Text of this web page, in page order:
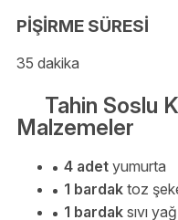
PİŞİRME SÜRESİ
35 dakika
Tahin Soslu
Malzemeler
4 adet yumurta
1 bardak toz
1 bardak sıvı yağ